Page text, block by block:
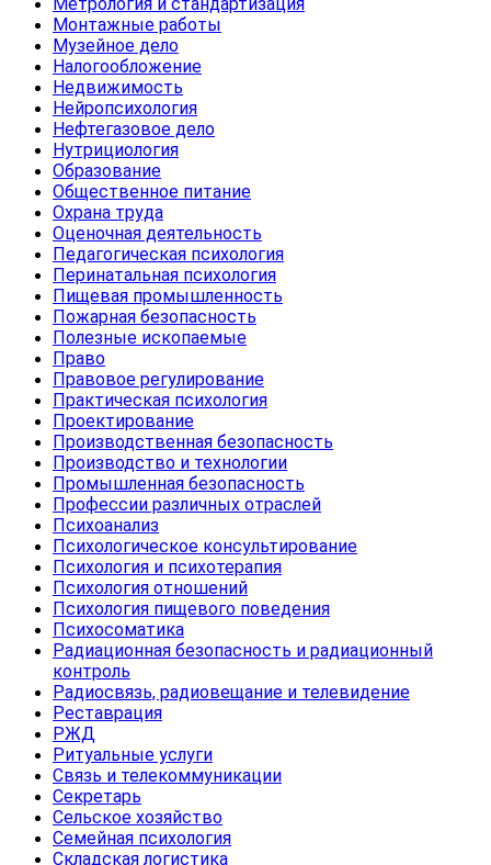
Монтажные работы
Музейное дело
Налогообложение
Недвижимость
Нейропсихология
Нефтегазовое дело
Нутрициология
Образование
Общественное питание
Охрана труда
Оценочная деятельность
Педагогическая психология
Перинатальная психология
Пищевая промышленность
Пожарная безопасность
Полезные ископаемые
Право
Правовое регулирование
Практическая психология
Проектирование
Производственная безопасность
Производство и технологии
Промышленная безопасность
Профессии различных отраслей
Психоанализ
Психологическое консультирование
Психология и психотерапия
Психология отношений
Психология пищевого поведения
Психосоматика
Радиационная безопасность и радиационный
контроль
Радиосвязь, радиовещание и телевидение
Реставрация
РЖД
Ритуальные услуги
Связь и телекоммуникации
Секретарь
Сельское хозяйство
Семейная психология
Складская логистика